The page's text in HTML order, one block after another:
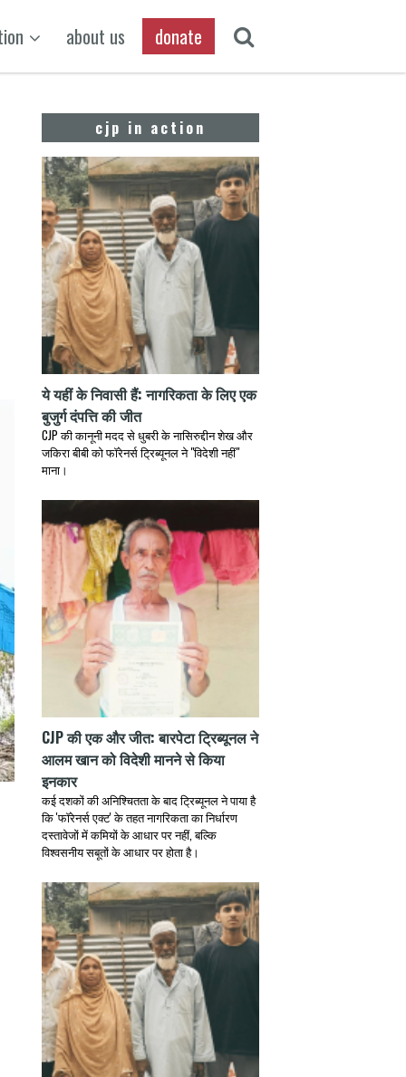
about us donate
cjp in action
ये यहीं के निवासी हैं: नागरिकता के लिए एक
बुजुर्ग दंपत्ति की जीत
CJP की कानूनी मदद से धुबरी के नासिरुद्दीन शेख और
जकिरा बीबी को फॉरेनर्स ट्रिब्यूनल ने "विदेशी नहीं"
माना।
CJP की एक और जीत: बारपेटा ट्रिब्यूनल ने
आलम खान को विदेशी मानने से किया
इनकार
कई दशकों की अनिश्चितता के बाद ट्रिब्यूनल ने पाया है
कि 'फॉरेनर्स एक्ट' के तहत नागरिकता का निर्धारण
दस्तावेजों में कमियों के आधार पर नहीं, बल्कि
विश्वसनीय सबूतों के आधार पर होता है।